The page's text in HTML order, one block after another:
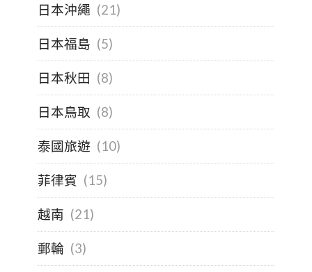
日本沖繩 (21)
日本福島 (5)
日本秋田 (8)
日本鳥取 (8)
泰國旅遊 (10)
菲律賓 (15)
越南 (21)
郵輪 (3)